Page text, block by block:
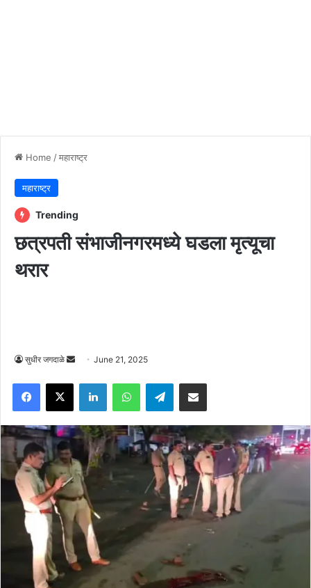
Home /महाराष्ट्र
महाराष्ट्र
Trending
छत्रपती संभाजीनगरमध्ये घडला मृत्यूचा
थरार
सुधीर जगदाळे
Send
email
June 21, 2025
Facebook
X LinkedInWhatsAppTelegramShare via Email